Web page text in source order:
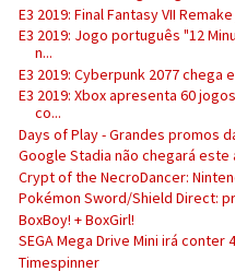
E3 2019: Final Fantasy VII
E3 2019: Jogo português "12
n...
E3 2019: Cyberpunk 2077 chega
E3 2019: Xbox apresenta 60
co...
Days of Play - Grandes promos
Google Stadia não chegará este
Crypt of the NecroDancer:
Pokémon Sword/Shield Direct:
BoxBoy! + BoxGirl!
SEGA Mega Drive Mini irá conter
Timespinner